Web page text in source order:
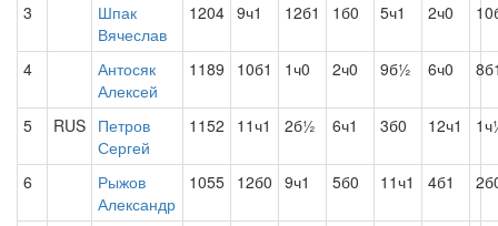
3
Шпак
Вячеслав
1204 9ч1 12б1 1б0 5ч1 2ч0
4
Антосяк
Алексей
1189 10б1 1ч0 2ч0 9б½ 6ч0
5 RUS Петров
Сергей
1152 11ч1 2б½ 6ч1 3б0 12ч1
6
Рыжов
Александр
1055 12б0 9ч1 5б0 11ч1 4б1